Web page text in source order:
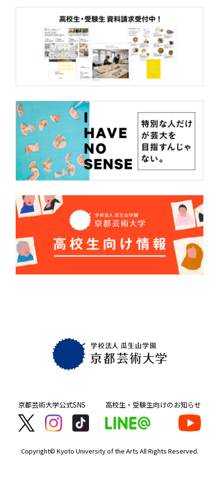
京都芸術大学公式SNS 高校生・受験生向けのお知らせ
Copyright© Kyoto University of the Arts All Rights Reserved.